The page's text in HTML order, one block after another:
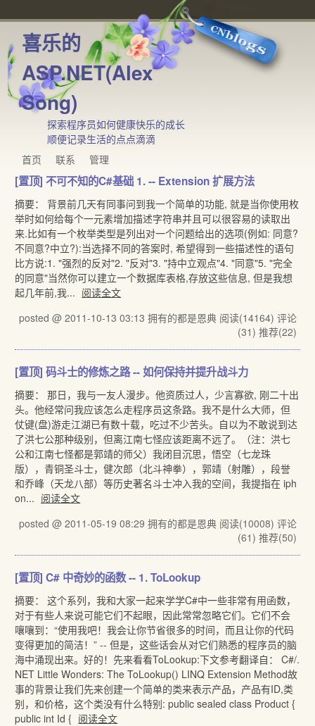
喜乐的
ASP.NET(Alex
Song)
探索程序员如何健康快乐的成长
顺便记录生活的点点滴滴
首页
联系 管理
[置顶] 不可不知的C#基础 1. -- Extension 扩展方法
摘要： 背景前几天有同事问到我一个简单的功能, 就是当你使用枚
举时如何给每个一元素增加描述字符串并且可以很容易的读取出
来.比如有一个枚举类型是列出对一个问题给出的选项(例如: 同意?
不同意?中立?):当选择不同的答案时, 希望得到一些描述性的语句
比方说:1. "强烈的反对"2. "反对"3. "持中立观点"4. "同意"5. "完全
的同意"当然你可以建立一个数据库表格,存放这些信息, 但是我想
起几年前,我... 阅读全文
posted @ 2011-10-13 03:13 拥有的都是恩典 阅读(14164) 评论
(31) 推荐(22)
[置顶] 码斗士的修炼之路 -- 如何保持并提升战斗力
摘要： 那日，我与一友人漫步。他资质过人，少言寡欲, 刚二十出
头。他经常问我应该怎么走程序员这条路。我不是什么大师，但
仗键(盘)游走江湖已有数十载，吃过不少苦头。自以为不敢说到达
了洪七公那种级别，但离江南七怪应该距离不远了。（注：洪七
公和江南七怪都是郭靖的师父）我闭目沉思，悟空（七龙珠
版），青铜圣斗士，健次郎（北斗神拳），郭靖（射雕），段誉
和乔峰（天龙八部）等历史著名斗士冲入我的空间，我提指在 iph
on... 阅读全文
posted @ 2011-05-19 08:29 拥有的都是恩典 阅读(10008) 评论
(61) 推荐(50)
[置顶] C# 中奇妙的函数 -- 1. ToLookup
摘要： 这个系列，我和大家一起来学学C#中一些非常有用函数，
对于有些人来说可能它们不起眼，因此常常忽略它们。它们不会
嚷嚷到：“使用我吧！我会让你节省很多的时间，而且让你的代码
变得更加的简洁！” -- 但是，这些话会从对它们熟悉的程序员的脑
海中涌现出来。好的！先来看看ToLookup:下文参考翻译自： C#/.
NET Little Wonders: The ToLookup() LINQ Extension Method故
事的背景让我们先来创建一个简单的类来表示产品，产品有ID,类
别，和价格，这个类没有什么特别: public sealed class Product {
public int Id { 阅读全文